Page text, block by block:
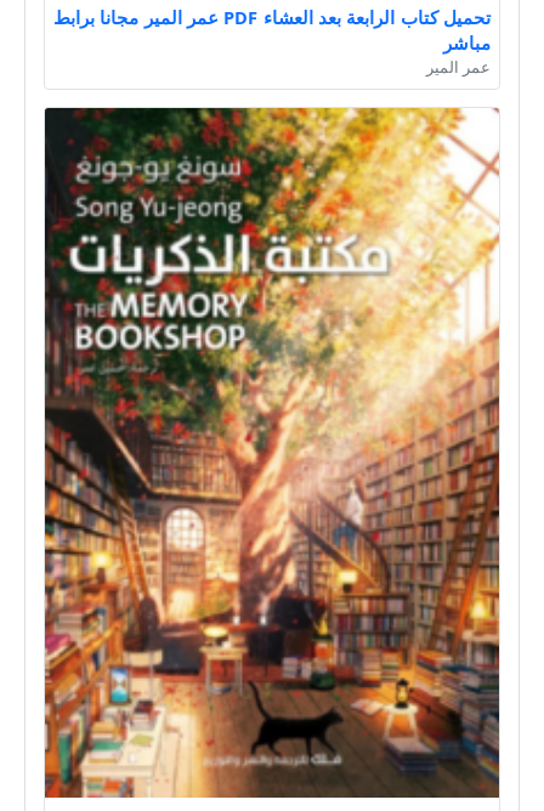
تحميل كتاب الرابعة بعد العشاء PDF عمر المير مجانا برابط
مباشر
عمر المير